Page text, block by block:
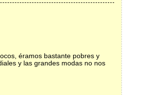
éramos bastante pobres y
y las grandes modas no nos